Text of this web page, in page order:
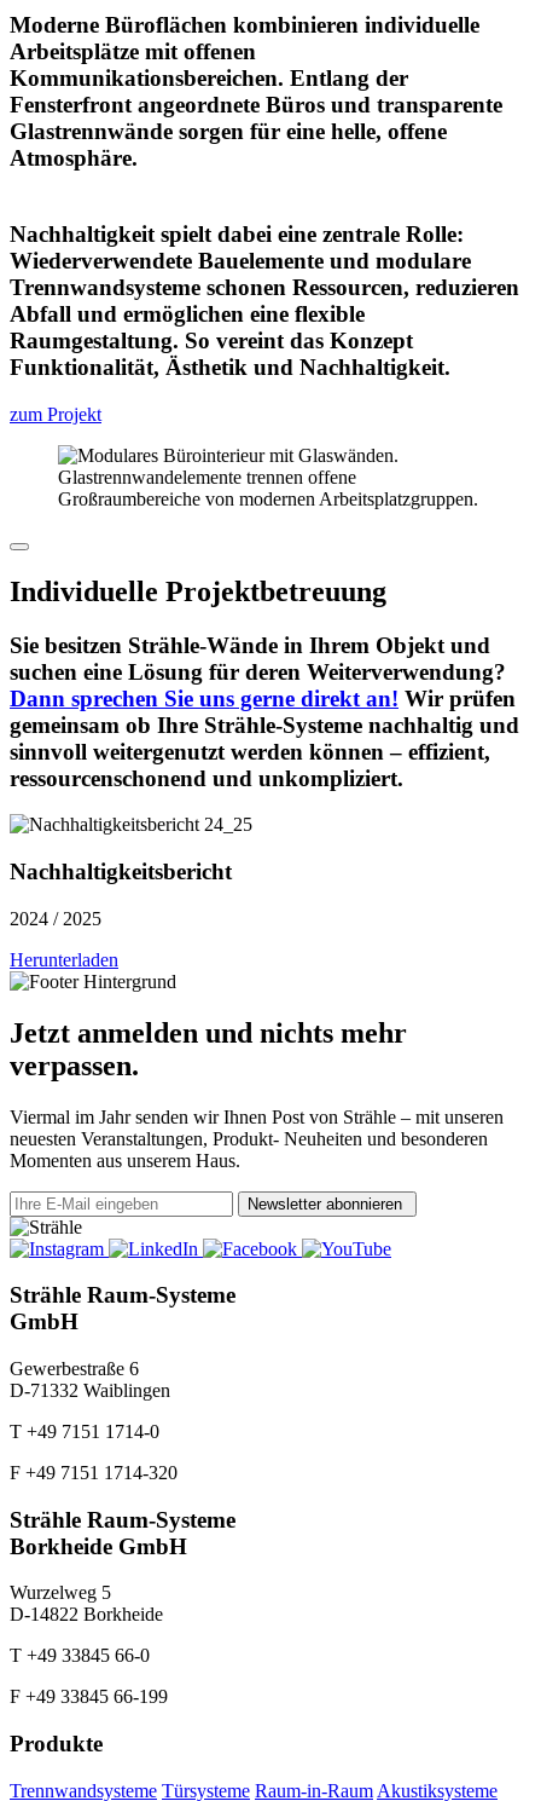
Moderne Büroflächen kombinieren individuelle
Arbeitsplätze mit offenen
Kommunikationsbereichen. Entlang der
Fensterfront angeordnete Büros und transparente
Glastrennwände sorgen für eine helle, offene
Atmosphäre.
Nachhaltigkeit spielt dabei eine zentrale Rolle:
Wiederverwendete Bauelemente und modulare
Trennwandsysteme schonen Ressourcen, reduzieren
Abfall und ermöglichen eine flexible
Raumgestaltung. So vereint das Konzept
Funktionalität, Ästhetik und Nachhaltigkeit.
zum Projekt
Individuelle Projektbetreuung
Sie besitzen Strähle-Wände in Ihrem Objekt und
suchen eine Lösung für deren Weiterverwendung?
Dann sprechen Sie uns gerne direkt an! Wir prüfen
gemeinsam ob Ihre Strähle-Systeme nachhaltig und
sinnvoll weitergenutzt werden können – effizient,
ressourcenschonend und unkompliziert.
Nachhaltigkeitsbericht
2024 / 2025
Herunterladen
Jetzt anmelden und nichts mehr
verpassen.
Viermal im Jahr senden wir Ihnen Post von Strähle – mit unseren
neuesten Veranstaltungen, Produkt- Neuheiten und besonderen
Momenten aus unserem Haus.
Newsletter abonnieren
Strähle Raum-Systeme
GmbH
Gewerbestraße 6
D-71332 Waiblingen
T +49 7151 1714-0
F +49 7151 1714-320
Strähle Raum-Systeme
Borkheide GmbH
Wurzelweg 5
D-14822 Borkheide
T +49 33845 66-0
F +49 33845 66-199
Produkte
Trennwandsysteme Türsysteme Raum-in-Raum Akustiksysteme